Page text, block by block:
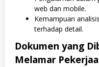
web dan mobile.
Kemampuan
terhadap detail.
Dokumen yang
Melamar